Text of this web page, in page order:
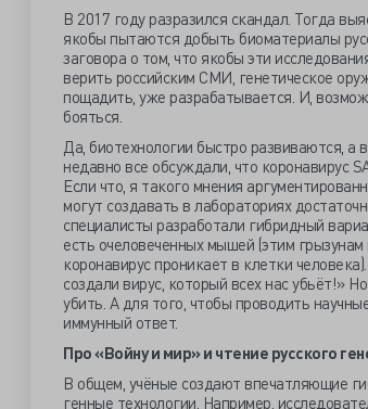
В 2017 году разразился скандал. Тогда
якобы пытаются добыть биоматериалы
заговора о том, что якобы эти
верить российским СМИ, генетическое
пощадить, уже разрабатывается. И,
бояться.
Да, биотехнологии быстро развиваются,
недавно все обсуждали, что коронавирус
Если что, я такого мнения
могут создавать в лабораториях
специалисты разработали гибридный
есть очеловеченных мышей (этим
коронавирус проникает в клетки
создали вирус, который всех нас убьёт!»
убить. А для того, чтобы проводить
иммунный ответ.
Про «Войну и мир» и чтение русского
В общем, учёные создают впечатляющие
генные технологии. Например,